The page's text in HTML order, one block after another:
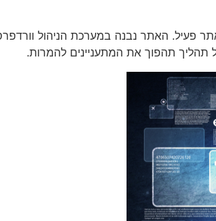
פעיל. האתר נבנה במערכת הניהול
תהליך תהפוך את המתעניינים להמרות.